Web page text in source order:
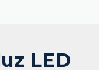
LED